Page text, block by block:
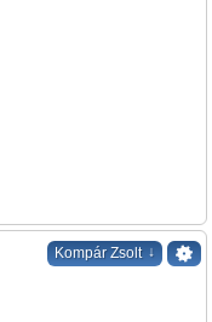
Kompár Zsolt ↓